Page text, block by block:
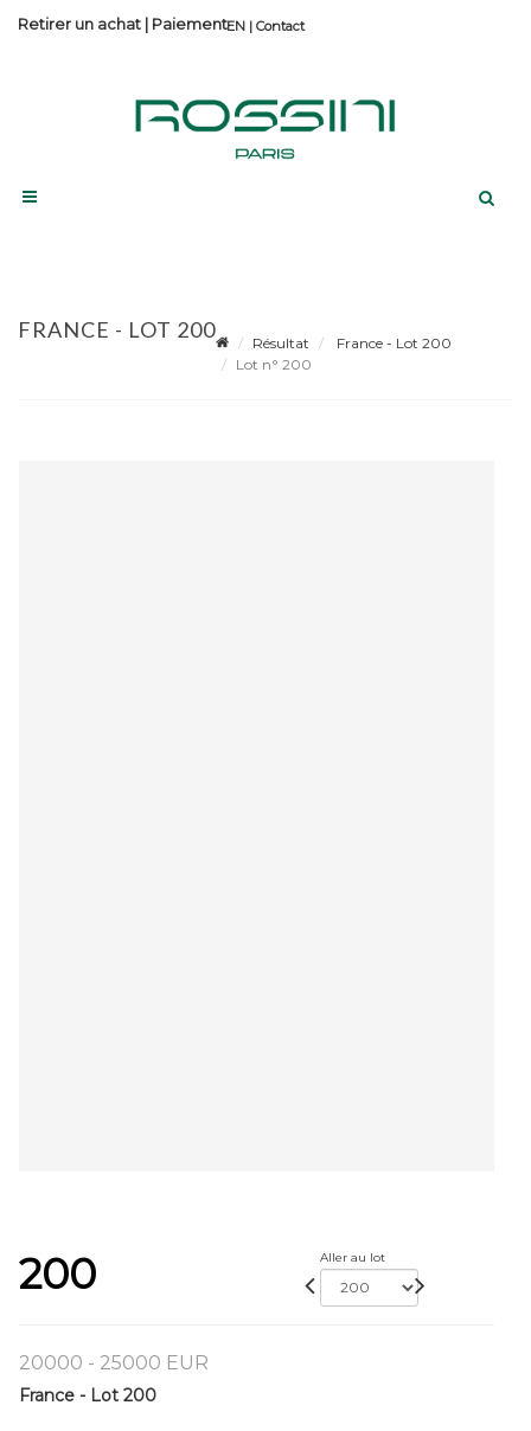
Contact
Retirer un achat | Paiement
FRANCE - LOT 200
Résultat
France - Lot 200
Lot n° 200
200 Aller au lot
20000 - 25000 EUR
France - Lot 200